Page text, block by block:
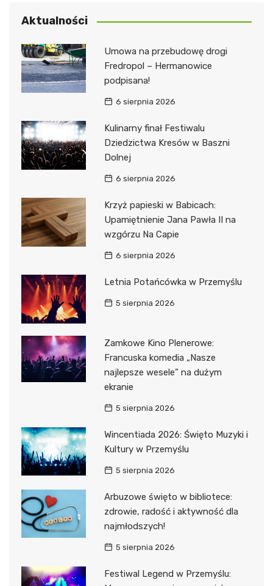
Aktualności
Umowa na przebudowę drogi
Fredropol – Hermanowice
podpisana!
6 sierpnia 2026
Kulinarny finał Festiwalu
Dziedzictwa Kresów w Baszni
Dolnej
6 sierpnia 2026
Krzyż papieski w Babicach:
Upamiętnienie Jana Pawła II na
wzgórzu Na Capie
6 sierpnia 2026
Letnia Potańcówka w Przemyślu
5 sierpnia 2026
Zamkowe Kino Plenerowe:
Francuska komedia „Nasze
najlepsze wesele” na dużym
ekranie
5 sierpnia 2026
Wincentiada 2026: Święto Muzyki i
Kultury w Przemyślu
5 sierpnia 2026
Arbuzowe święto w bibliotece:
zdrowie, radość i aktywność dla
najmłodszych!
5 sierpnia 2026
Festiwal Legend w Przemyślu: